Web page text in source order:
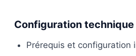
Configuration technique
Prérequis et configuration